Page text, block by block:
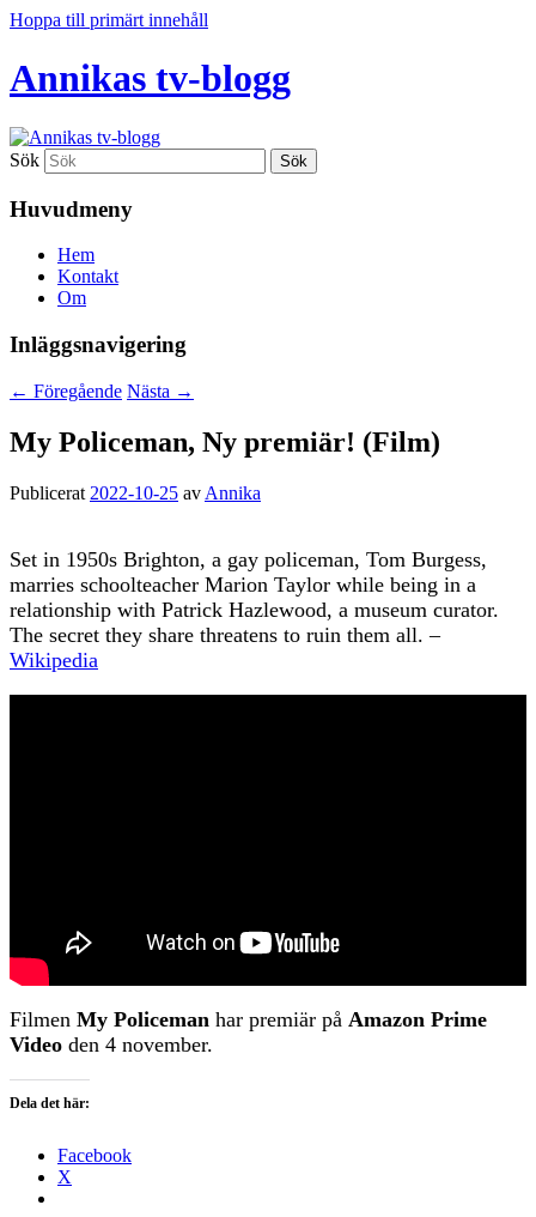
Hoppa till primärt innehåll
Annikas tv-blogg
Sök
Huvudmeny
Hem
Kontakt
Om
Inläggsnavigering
← Föregående Nästa →
My Policeman, Ny premiär! (Film)
Publicerat 2022-10-25 av Annika
Set in 1950s Brighton, a gay policeman, Tom Burgess,
marries schoolteacher Marion Taylor while being in a
relationship with Patrick Hazlewood, a museum curator.
The secret they share threatens to ruin them all. –
Wikipedia
Filmen My Policeman har premiär på Amazon Prime
Video den 4 november.
Dela det här:
Facebook
X